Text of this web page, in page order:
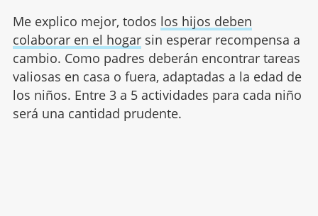
Me explico mejor, todos los hijos deben
colaborar en el hogarsin esperar recompensa a
cambio. Como padres deberán encontrar tareas
valiosas en casa o fuera, adaptadas a la edad de
los niños. Entre 3 a 5 actividades para cada niño
será una cantidad prudente.